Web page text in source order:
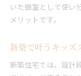
いた個室として使い
メリットです。
新築で叶うキッズ
新築住宅では、設計